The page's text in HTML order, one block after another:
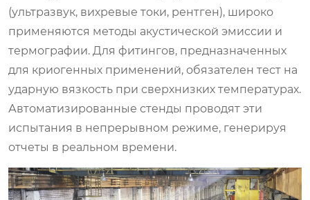
(ультразвук, вихревые токи, рентген), широко
применяются методы акустической эмиссии и
термографии. Для фитингов, предназначенных
для криогенных применений, обязателен тест на
ударную вязкость при сверхнизких температурах.
Автоматизированные стенды проводят эти
испытания в непрерывном режиме, генерируя
отчеты в реальном времени.